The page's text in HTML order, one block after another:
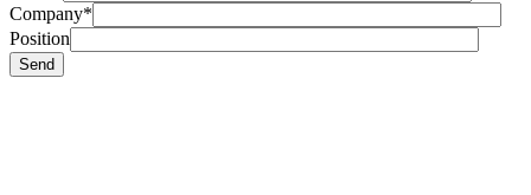
Company*
Position